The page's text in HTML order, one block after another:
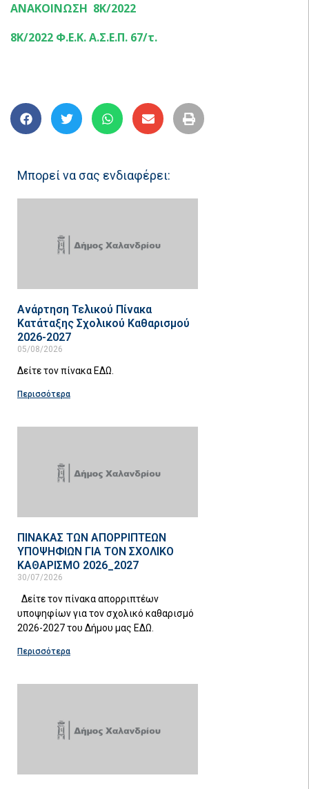
ΑΝΑΚΟΙΝΩΣΗ 8Κ/2022
8K/2022 Φ.Ε.Κ. Α.Σ.Ε.Π. 67/τ.
Μπορεί να σας ενδιαφέρει:
Ανάρτηση Τελικού Πίνακα
Κατάταξης Σχολικού Καθαρισμού
2026-2027
05/08/2026
Δείτε τον πίνακα ΕΔΩ.
Περισσότερα
ΠΙΝΑΚΑΣ ΤΩΝ ΑΠΟΡΡΙΠΤΕΩΝ
ΥΠΟΨΗΦΙΩΝ ΓΙΑ ΤΟΝ ΣΧΟΛΙΚΟ
ΚΑΘΑΡΙΣΜΟ 2026_2027
30/07/2026
Δείτε τον πίνακα απορριπτέων
υποψηφίων για τον σχολικό καθαρισμό
2026-2027 του Δήμου μας ΕΔΩ.
Περισσότερα